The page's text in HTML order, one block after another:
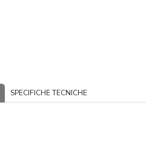
SPECIFICHE TECNICHE